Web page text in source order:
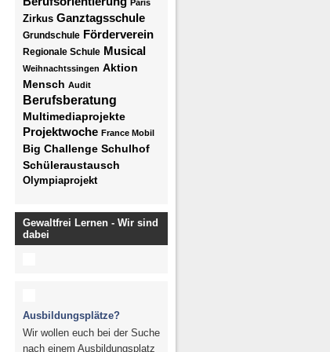
Paris
Zirkus Ganztagsschule
Grundschule Förderverein
Regionale Schule Musical
Weihnachtssingen Aktion
Mensch Audit
Berufsberatung
Multimediaprojekte
Projektwoche France Mobil
Big Challenge Schulhof
Schüleraustausch
Olympiaprojekt
Gewaltfrei Lernen - Wir sind
dabei
Ausbildungsplätze?
Wir wollen euch bei der Suche
nach einem Ausbildungsplatz